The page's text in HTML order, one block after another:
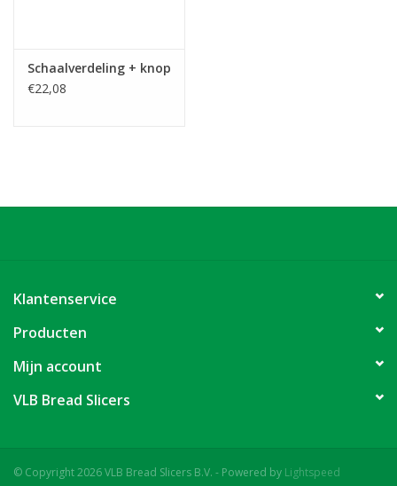
Schaalverdeling + knop
€22,08
Klantenservice
Producten
Mijn account
VLB Bread Slicers
© Copyright 2026 VLB Bread Slicers B.V. - Powered by Lightspeed